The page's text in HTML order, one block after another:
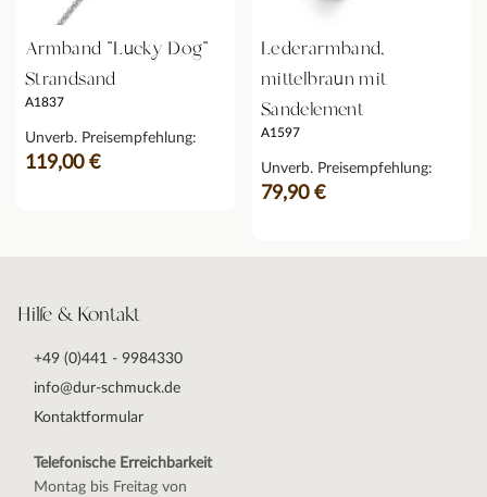
Armband "Lucky Dog"
Strandsand
A1837
Unverb. Preisempfehlung:
119,00 €
Lederarmband,
mittelbraun mit
Sandelement
A1597
Unverb. Preisempfehlung:
79,90 €
Hilfe & Kontakt
+49 (0)441 - 9984330
info@dur-schmuck.de
Kontaktformular
Telefonische Erreichbarkeit
Montag bis Freitag von